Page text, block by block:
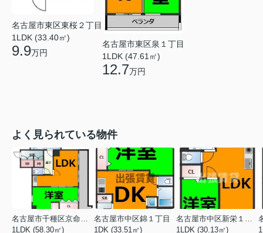
名古屋市東区東桜２丁目
1LDK (33.40㎡)
9.9万円
名古屋市東区泉１丁目
1LDK (47.61㎡)
12.7万円
よく見られている物件
1LDK (58.30㎡)
名古屋市中区錦１丁目
1DK (33.51㎡)
1LDK (30.13㎡)